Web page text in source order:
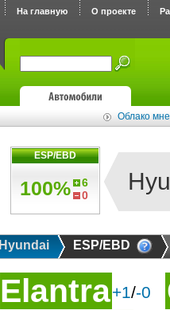
На главную О проекте
Облако
ESP/EBD
100%
6
0
Hyundai ESP/EBD
Elantra+1/-0